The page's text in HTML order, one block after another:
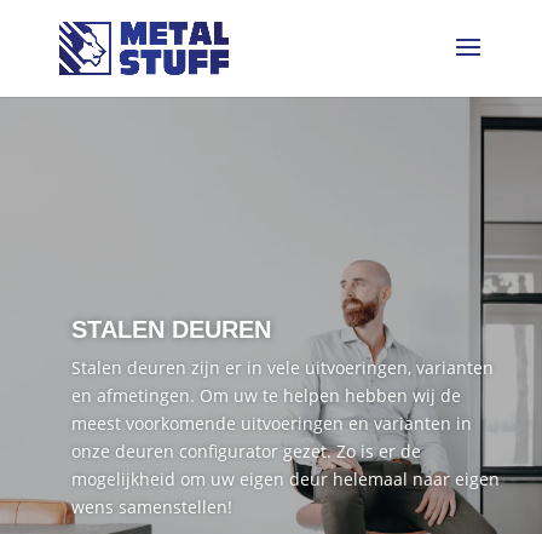
STALEN DEUREN
Stalen deuren zijn er in vele uitvoeringen, varianten
en afmetingen. Om uw te helpen hebben wij de
meest voorkomende uitvoeringen en varianten in
onze deuren configurator gezet. Zo is er de
mogelijkheid om uw eigen deur helemaal naar eigen
wens samenstellen!